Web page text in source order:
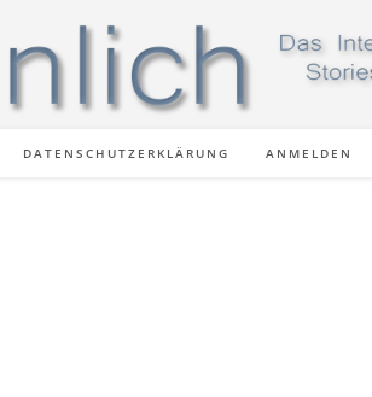
DATENSCHUTZERKLÄRUNG ANMELDEN